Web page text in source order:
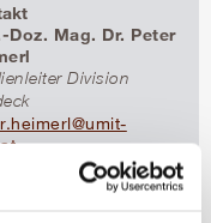
Doz. Mag. Dr. Peter
Division
664/4207702